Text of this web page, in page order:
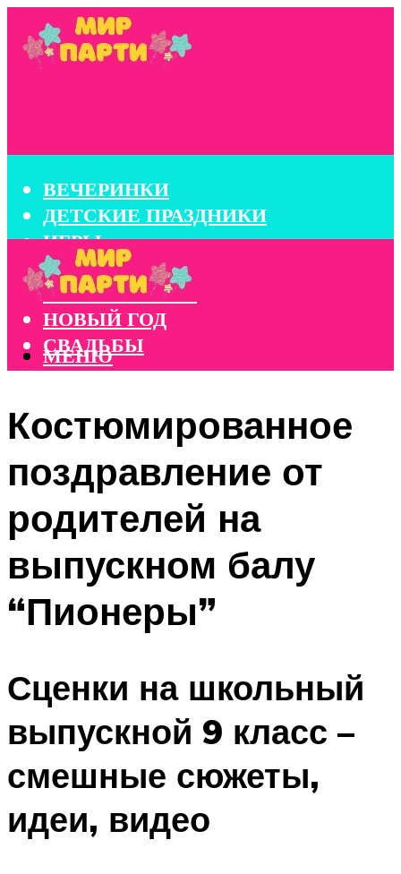
ВЕЧЕРИНКИ
ДЕТСКИЕ ПРАЗДНИКИ
ИГРЫ
КОНКУРСЫ
КОРПОРАТИВЫ
НОВЫЙ ГОД
СВАДЬБЫ
МЕНЮ
Костюмированное
поздравление от
родителей на
выпускном балу
“Пионеры”
Сценки на школьный
выпускной 9 класс –
смешные сюжеты,
идеи, видео